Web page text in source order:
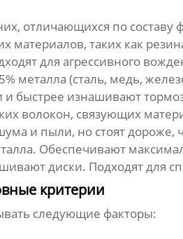
, отличающихся по составу
материалов, таких как
для агрессивного
металла (сталь, медь,
быстрее изнашивают
волокон, связующих
и пыли, но стоят дороже,
Обеспечивают
диски. Подходят для
критерии
следующие факторы: